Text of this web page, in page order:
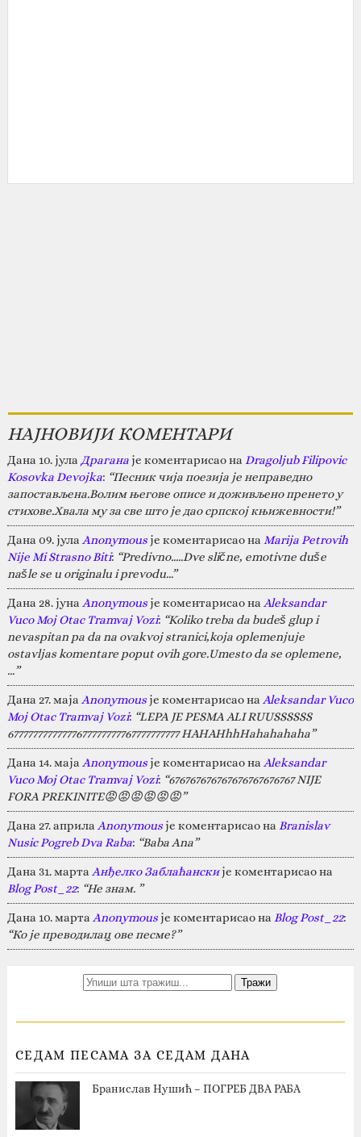
НАЈНОВИЈИ КОМЕНТАРИ
Дана 10. јула Драганаје коментарисао на Dragoljub Filipovic
Kosovka Devojka: “Песник чија поезија је неправедно
запостављена.Волим његове описе и доживљено пренето у
стихове.Хвала му за све што је дао српској књижевности!”
Дана 09. јула Anonymousје коментарисао на Marija Petrovih
Nije Mi Strasno Biti: “Predivno.....Dve slične, emotivne duše
našle se u originalu i prevodu...”
Дана 28. јуна Anonymousје коментарисао на Aleksandar
Vuco Moj Otac Tramvaj Vozi: “Koliko treba da budeš glup i
nevaspitan pa da na ovakvoj stranici,koja oplemenjuje
ostavljas komentare poput ovih gore.Umesto da se oplemene,
…”
Дана 27. маја Anonymousје коментарисао на Aleksandar Vuco
Moj Otac Tramvaj Vozi: “LEPA JE PESMA ALI RUUSSSSSS
67777777777777677777777767777777777 HAHAHhhHahahahaha”
Дана 14. маја Anonymousје коментарисао на Aleksandar
Vuco Moj Otac Tramvaj Vozi: “676767676767676767676767 NIJE
FORA PREKINITE😡😡😡😡😡😡”
Дана 27. априла Anonymousје коментарисао на Branislav
Nusic Pogreb Dva Raba: “Baba Ana”
Дана 31. марта Анђелко Заблаћанскије коментарисао на
Blog Post_22: “Не знам. ”
Дана 10. марта Anonymousје коментарисао на Blog Post_22:
“Ко је преводилац ове песме?”
СЕДАМ ПЕСАМА ЗА СЕДАМ ДАНА
Бранислав Нушић – ПОГРЕБ ДВА РАБА